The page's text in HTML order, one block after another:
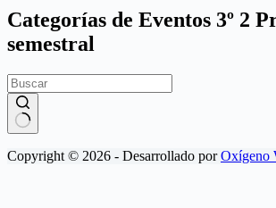
Categorías de Eventos 3º 2
semestral
resultados
Copyright © 2026 - Desarrollado porOxígeno